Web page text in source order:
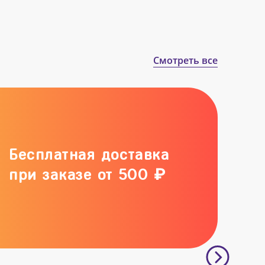
Смотреть все
Бесплатная доставка
при заказе от 500 ₽